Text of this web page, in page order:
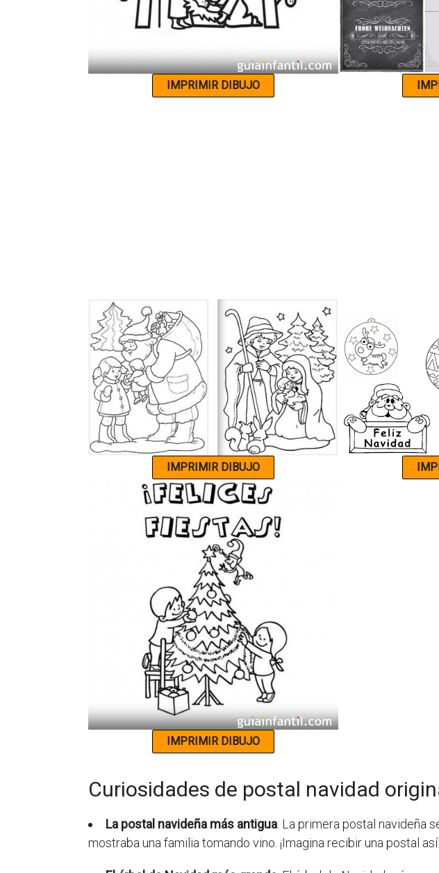
Curiosidades de postal navidad
La postal navideña más antigua: La primera postal navideña
mostraba una familia tomando vino. ¡Imagina recibir una postal